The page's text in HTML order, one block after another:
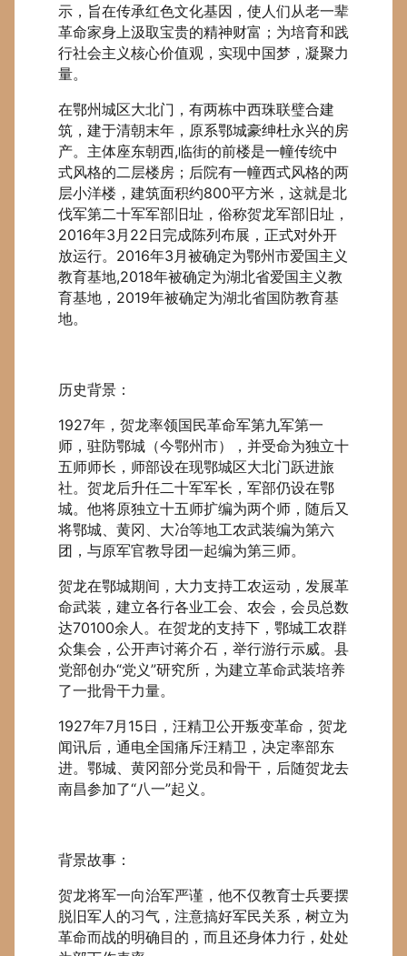
示，旨在传承红色文化基因，使人们从老一辈
革命家身上汲取宝贵的精神财富；为培育和践
行社会主义核心价值观，实现中国梦，凝聚力
量。
在鄂州城区大北门，有两栋中西珠联璧合建
筑，建于清朝末年，原系鄂城豪绅杜永兴的房
产。主体座东朝西,临街的前楼是一幢传统中
式风格的二层楼房；后院有一幢西式风格的两
层小洋楼，建筑面积约800平方米，这就是北
伐军第二十军军部旧址，俗称贺龙军部旧址，
2016年3月22日完成陈列布展，正式对外开
放运行。2016年3月被确定为鄂州市爱国主义
教育基地,2018年被确定为湖北省爱国主义教
育基地，2019年被确定为湖北省国防教育基
地。
历史背景：
1927年，贺龙率领国民革命军第九军第一
师，驻防鄂城（今鄂州市），并受命为独立十
五师师长，师部设在现鄂城区大北门跃进旅
社。贺龙后升任二十军军长，军部仍设在鄂
城。他将原独立十五师扩编为两个师，随后又
将鄂城、黄冈、大冶等地工农武装编为第六
团，与原军官教导团一起编为第三师。
贺龙在鄂城期间，大力支持工农运动，发展革
命武装，建立各行各业工会、农会，会员总数
达70100余人。在贺龙的支持下，鄂城工农群
众集会，公开声讨蒋介石，举行游行示威。县
党部创办“党义”研究所，为建立革命武装培养
了一批骨干力量。
1927年7月15日，汪精卫公开叛变革命，贺龙
闻讯后，通电全国痛斥汪精卫，决定率部东
进。鄂城、黄冈部分党员和骨干，后随贺龙去
南昌参加了“八一”起义。
背景故事：
贺龙将军一向治军严谨，他不仅教育士兵要摆
脱旧军人的习气，注意搞好军民关系，树立为
革命而战的明确目的，而且还身体力行，处处